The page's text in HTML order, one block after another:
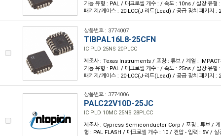
가능 유형 : PAL / 매크로셀 개수 : / 속도 : 10ns / 실장 유형
패키지/케이스 : 20-LCC(J-리드(Lead) / 공급 장치 패키지 :
상품번호 : 3774007
TIBPAL16L8-25CFN
IC PLD 25NS 20PLCC
제조사 : Texas Instruments / 포장 : 튜브 / 계열 :
가능 유형 : PAL / 매크로셀 개수 : / 속도 : 25ns / 실장 유형
패키지/케이스 : 20-LCC(J-리드(Lead) / 공급 장치 패키지 :
상품번호 : 3774006
PALC22V10D-25JC
IC PLD 10MC 25NS 28PLCC
제조사 : Cypress Semiconductor Corp / 포장 : 튜브 / 계
형 : PAL FLASH / 매크로셀 개수 : 10 / 전압 - 입력 : 5V / 실